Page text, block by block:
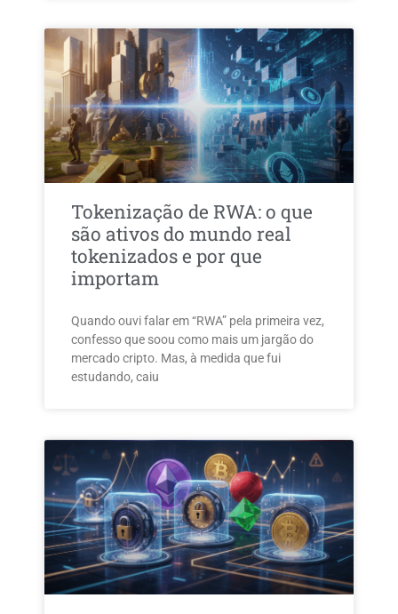
Tokenização de RWA: o que
são ativos do mundo real
tokenizados e por que
importam
Quando ouvi falar em “RWA” pela primeira vez,
confesso que soou como mais um jargão do
mercado cripto. Mas, à medida que fui
estudando, caiu